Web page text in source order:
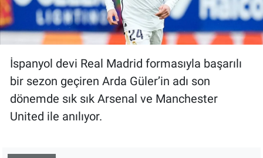
İspanyol devi Real Madrid formasıyla başarılı
bir sezon geçiren Arda Güler’in adı son
dönemde sık sık Arsenal ve Manchester
United ile anılıyor.